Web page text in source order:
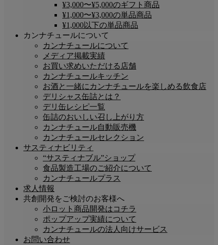
¥3,000〜¥5,000のギフト商品
¥1,000〜¥3,000の単品商品
¥1,000以下の単品商品
カンナチュールについて
カンナチュールについて
メディア掲載実績
お買い求めいただける店舗
カンナチュールキッチン
お酒と一緒にカンナチュールを楽しめる飲食店
デリシャス缶詰とは？
デリ缶レシピ一覧
缶詰のおいしい召し上がり方
カンナチュール自動販売機
カンナチュールセレクション
サスティナビリティ
“サスティナブル”ショップ
食品製造工場のご紹介について
カンナチュールプラス
求人情報
共創開発をご検討のお客様へ
小ロット商品開発はコチラ
ポップアップ実績について
カンナチュールの法人向けサービス
お問い合わせ